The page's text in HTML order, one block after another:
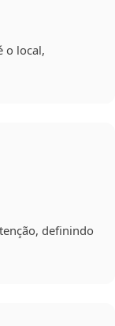
o local,
definindo